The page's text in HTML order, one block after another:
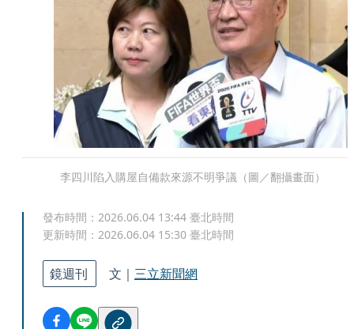
李四川陷入購屋自備款來源不明爭議（圖／翻攝畫面）
發布時間： 2026.06.04 13:44 臺北時間
更新時間： 2026.06.04 15:30 臺北時間
鏡週刊 文｜ 三立新聞網